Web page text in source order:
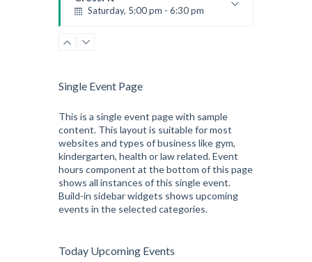
Saturday, 5:00 pm - 6:30 pm
Kevin Nomak
CrossFit
Beginners
Kevin Nomak
Intermediate
Kevin Nomak
Single Event Page
This is a single event page with sample
content. This layout is suitable for most
websites and types of business like gym,
kindergarten, health or law related. Event
hours component at the bottom of this page
shows all instances of this single event.
Build-in sidebar widgets shows upcoming
events in the selected categories.
Today Upcoming Events